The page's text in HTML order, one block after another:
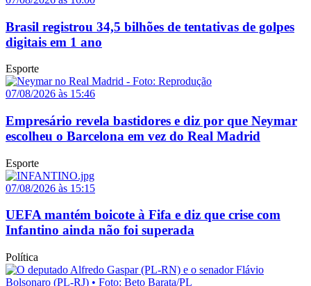
Brasil registrou 34,5 bilhões de tentativas de golpes
digitais em 1 ano
Esporte
07/08/2026 às 15:46
Empresário revela bastidores e diz por que Neymar
escolheu o Barcelona em vez do Real Madrid
Esporte
07/08/2026 às 15:15
UEFA mantém boicote à Fifa e diz que crise com
Infantino ainda não foi superada
Política